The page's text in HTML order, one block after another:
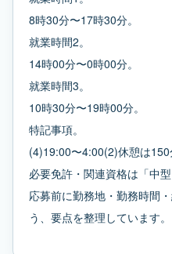
8時30分〜17時30分。
就業時間2。
14時00分〜0時00分。
就業時間3。
10時30分〜19時00分。
特記事項。
(4)19:00〜4:00(2)休憩は150
必要免許・関連資格は「中
応募前に勤務地・勤務時間
う、要点を整理しています。